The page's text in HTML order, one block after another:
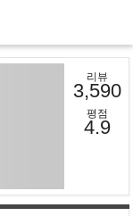
리뷰
3,590
평점
4.9